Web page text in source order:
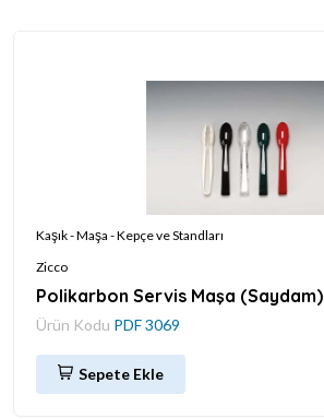
Kaşık - Maşa - Kepçe ve Standları
Zicco
Polikarbon Servis Maşa (Saydam)
Ürün Kodu PDF 3069
Sepete Ekle